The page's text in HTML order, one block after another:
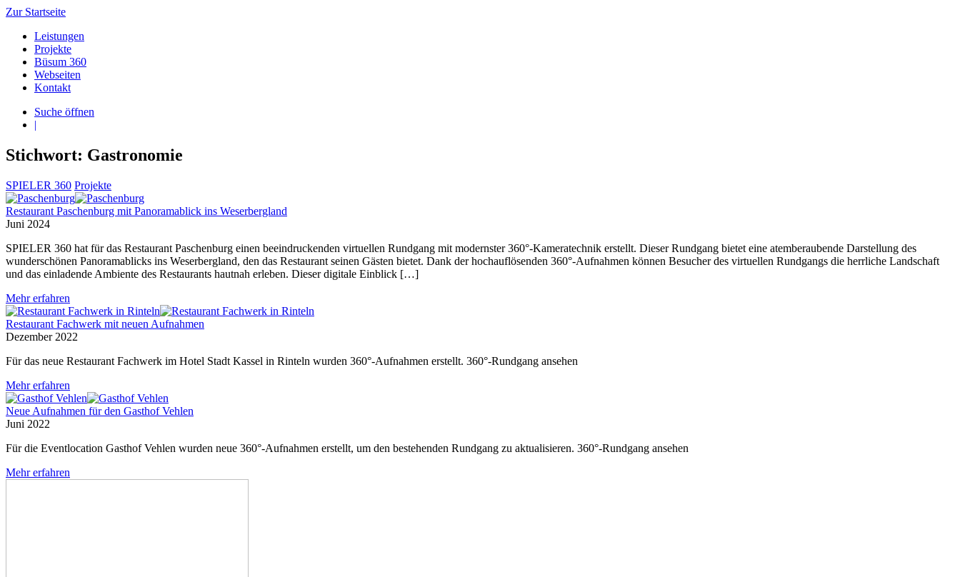
Zur Startseite
Leistungen
Projekte
Büsum 360
Webseiten
Kontakt
Suche öffnen
|
Stichwort: Gastronomie
SPIELER 360 Projekte
Restaurant Paschenburg mit Panoramablick ins Weserbergland
Juni 2024
SPIELER 360 hat für das Restaurant Paschenburg einen beeindruckenden virtuellen Rundgang mit modernster 360°-Kameratechnik erstellt. Dieser Rundgang bietet eine atemberaubende Darstellung des
wunderschönen Panoramablicks ins Weserbergland, den das Restaurant seinen Gästen bietet. Dank der hochauflösenden 360°-Aufnahmen können Besucher des virtuellen Rundgangs die herrliche Landschaft
und das einladende Ambiente des Restaurants hautnah erleben. Dieser digitale Einblick […]
Mehr erfahren
Restaurant Fachwerk mit neuen Aufnahmen
Dezember 2022
Für das neue Restaurant Fachwerk im Hotel Stadt Kassel in Rinteln wurden 360°-Aufnahmen erstellt. 360°-Rundgang ansehen
Mehr erfahren
Neue Aufnahmen für den Gasthof Vehlen
Juni 2022
Für die Eventlocation Gasthof Vehlen wurden neue 360°-Aufnahmen erstellt, um den bestehenden Rundgang zu aktualisieren. 360°-Rundgang ansehen
Mehr erfahren